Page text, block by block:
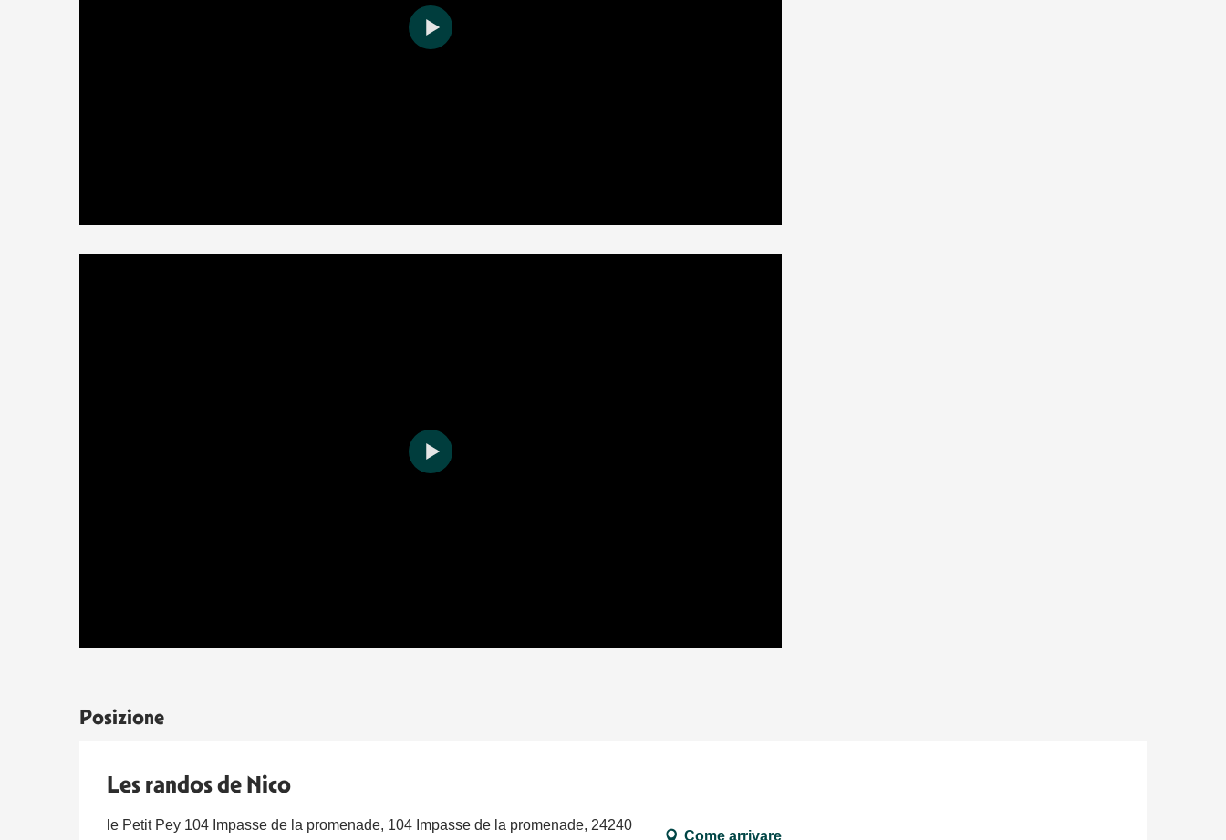
Posizione
Les randos de Nico
le Petit Pey 104 Impasse de la promenade, 104 Impasse de la promenade, 24240
Come arrivare